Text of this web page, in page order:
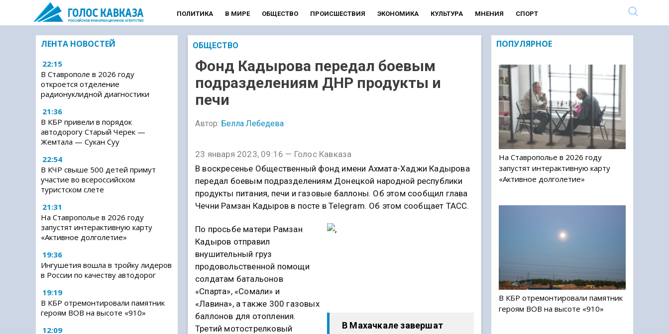
ПОЛИТИКА В МИРЕ ОБЩЕСТВО ПРОИСШЕСТВИЯ ЭКОНОМИКА КУЛЬТУРА МНЕНИЯ СПОРТ
ЛЕНТА НОВОСТЕЙ
22:15
В Ставрополе в 2026 году
откроется отделение
радионуклидной диагностики
21:36
В КБР привели в порядок
автодорогу Старый Черек —
Жемтала — Сукан Суу
22:54
В КЧР свыше 500 детей примут
участие во всероссийском
туристском слете
21:31
На Ставрополье в 2026 году
запустят интерактивную карту
«Активное долголетие»
19:36
Ингушетия вошла в тройку лидеров
в России по качеству автодорог
19:19
В КБР отремонтировали памятник
героям ВОВ на высоте «910»
12:09
ОБЩЕСТВО
Фонд Кадырова передал боевым
подразделениям ДНР продукты и
печи
Автор: Белла Лебедева
23 января 2023, 09:16 — Голос Кавказа
В воскресенье Общественный фонд имени Ахмата-Хаджи Кадырова
передал боевым подразделениям Донецкой народной республики
продукты питания, печи и газовые баллоны. Об этом сообщил глава
Чечни Рамзан Кадыров в посте в Telegram. Об этом сообщает ТАСС.
В Махачкале завершат
По просьбе матери Рамзан
Кадыров отправил
внушительный груз
продовольственной помощи
солдатам батальонов
«Спарта», «Сомали» и
«Лавина», а также 300 газовых
баллонов для отопления.
Третий мотострелковый
ПОПУЛЯРНОЕ
На Ставрополье в 2026 году
запустят интерактивную карту
«Активное долголетие»
В КБР отремонтировали памятник
героям ВОВ на высоте «910»